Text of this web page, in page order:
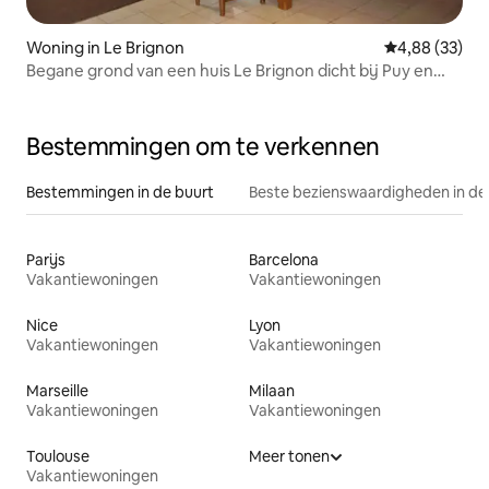
Woning in Le Brignon Gemiddelde
4,88 (33)
Begane grond van een huis Le Brignon dicht bij Puy en
Bestemmingen om te verkennen
Bestemmingen in de buurt Beste bezienswaardigheden in
Parijs
Vakantiewoningen
Barcelona
Vakantiewoningen
Nice
Vakantiewoningen
Lyon
Vakantiewoningen
Marseille
Vakantiewoningen
Milaan
Vakantiewoningen
Toulouse
Vakantiewoningen
Meer tonen